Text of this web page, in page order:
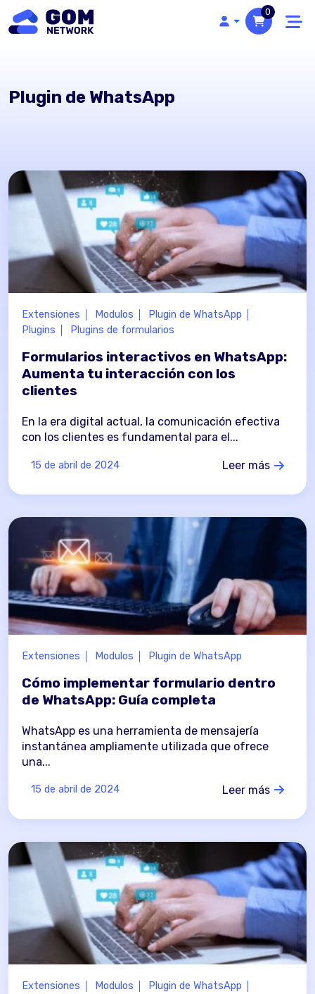
0
Plugin de WhatsApp
Extensiones Modulos
Plugin de WhatsApp
Plugins
Plugins de formularios
Formularios interactivos en WhatsApp:
Aumenta tu interacción con los
clientes
En la era digital actual, la comunicación efectiva
con los clientes es fundamental para el...
15 de abril de 2024 Leer más
Extensiones Modulos Plugin de WhatsApp
Cómo implementar formulario dentro
de WhatsApp: Guía completa
WhatsApp es una herramienta de mensajería
instantánea ampliamente utilizada que ofrece
una...
15 de abril de 2024 Leer más
Extensiones Modulos
Plugin de WhatsApp